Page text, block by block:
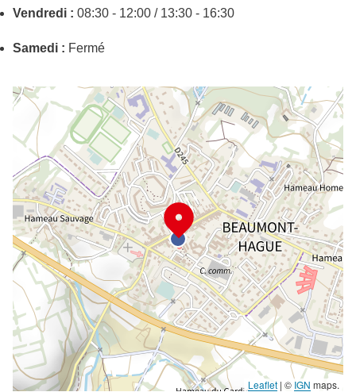
Vendredi : 08:30 - 12:00 / 13:30 - 16:30
Samedi : Fermé
Leaflet | © IGN maps.